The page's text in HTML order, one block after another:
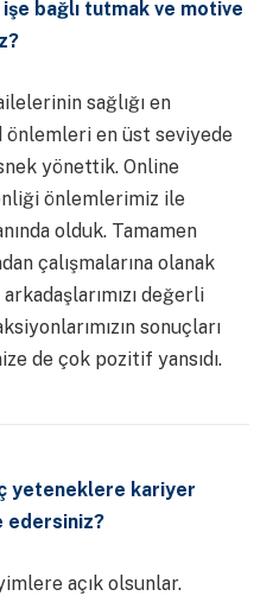
işe bağlı tutmak ve motive
sağlığı en
önlemleri en üst seviyede
yönettik. Online
önlemlerimiz ile
olduk. Tamamen
çalışmalarına olanak
değerli
sonuçları
de çok pozitif yansıdı.
yeteneklere kariyer
edersiniz?
açık olsunlar.